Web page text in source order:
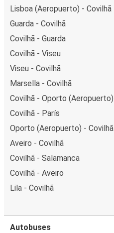
Lisboa (Aeropuerto) - Covilhã
Guarda - Covilhã
Covilhã - Guarda
Covilhã - Viseu
Viseu - Covilhã
Marsella - Covilhã
Covilhã - Oporto (Aeropuerto)
Covilhã - París
Oporto (Aeropuerto) - Covilhã
Aveiro - Covilhã
Covilhã - Salamanca
Covilhã - Aveiro
Lila - Covilhã
Autobuses